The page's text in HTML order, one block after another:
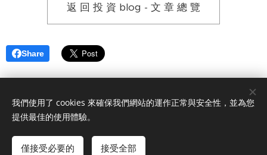
理，都有更完整的規
範。
化股真正受惠的應該
是裂解利差。因為台
價，與後續精煉後相
關成品的報價，其中
最為重要的就是中油
返 回 投 資 blog - 文 章 總 覽
Share
版權所有© 2025 永誠國際證券投資顧問股份有限公司 服務電話 0809-
金管會字號(113)年金管投顧新字第030號
我們使用了 cookies 來確保我們網站的運作正常與安全性，並為您
提供最佳的使用體驗。
僅接受必要的 接受全部